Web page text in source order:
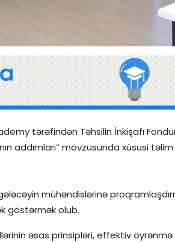
tərəfindən Təhsilin İnkişafı
addımları” mövzusunda xüsusi
mühəndislərinə
göstərmək olub.
əsas prinsipləri, effektiv öyrənmə